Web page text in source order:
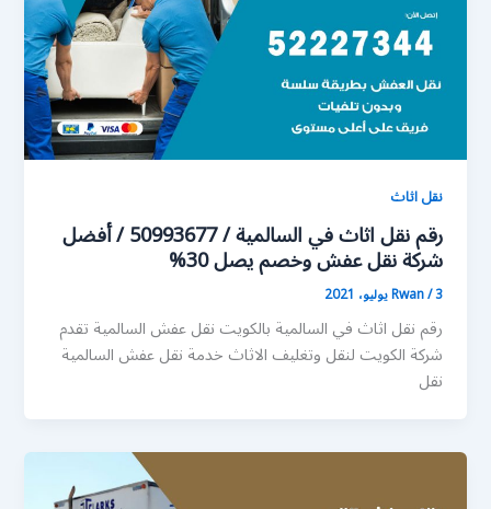
نقل اثاث
رقم نقل اثاث في السالمية / 50993677 / أفضل
شركة نقل عفش وخصم يصل 30%
Rwan/3 يوليو، 2021
رقم نقل اثاث في السالمية بالكويت نقل عفش السالمية تقدم
شركة الكويت لنقل وتغليف الاثاث خدمة نقل عفش السالمية
نقل